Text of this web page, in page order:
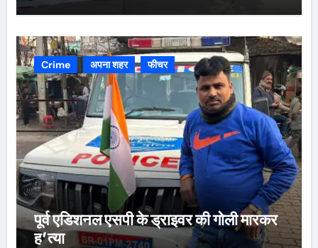
Crime अपना शहर फीचर
पूर्व एडिशनल एसपी के ड्राइवर की गोली मारकर
ह’त्या